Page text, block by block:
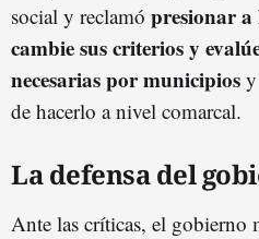
social y reclamó presionar
cambie sus criterios y
necesarias por municipios
de hacerlo a nivel comarcal.
La defensa del
Ante las críticas, el gobierno